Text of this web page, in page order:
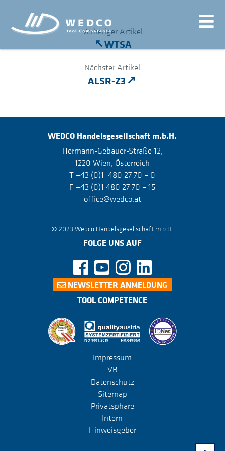
Vorheriger Artikel
WTSA
Nächster Artikel
ALSR-Z3
WEDCO Handelsgesellschaft m.b.H.
Hermann-Gebauer-Straße 12,
1220 Wien, Österreich
T +43 (0)1 480 27 70 – 0
F +43 (0)1 480 27 70 – 15
office@wedco.at
© 2023 Wedco Handelsgesellschaft m.b.H.
FOLGE UNS AUF
NEWSLETTER ANMELDUNG
TOOL COMPETENCE
Impressum
VB
Datenschutz
Sitemap
Privatsphäre
Intern
Hinweisgeber